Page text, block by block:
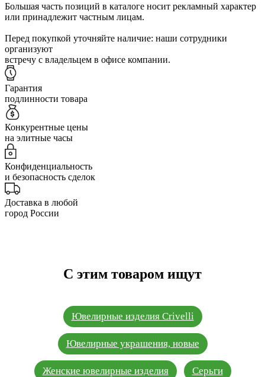
Большая часть позиций в каталоге носит рекламный характер
или принадлежит частным лицам.
Перед покупкой уточняйте наличие: наши сотрудники
организуют
встречу с владельцем в офисе компании.
Гарантия
подлинности товара
Конкурентные цены
на элитные часы
Конфиденциальность
и безопасность сделок
Доставка в любой
город России
С этим товаром ищут
Ювелирные изделия Crivelli
Ювелирные украшения, новые
Женские ювелирные изделия Серьги